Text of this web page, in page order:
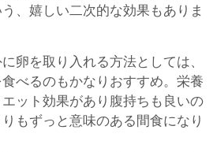
、嬉しい二次的な効果もありま
卵を取り入れる方法としては、
べるのもかなりおすすめ。栄養
ット効果があり腹持ちも良いの
もずっと意味のある間食になり